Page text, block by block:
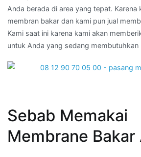
Anda berada di area yang tepat. Karena
membran bakar dan kami pun jual
Kami saat ini karena kami akan
untuk Anda yang sedang membutuhkan
Sebab Memakai
Membrane Bakar